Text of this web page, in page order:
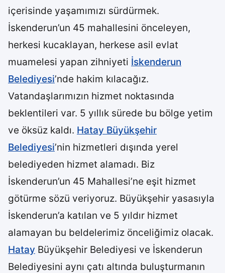
içerisinde yaşamımızı sürdürmek.
İskenderun’un 45 mahallesini önceleyen,
herkesi kucaklayan, herkese asil evlat
muamelesi yapan zihniyeti İskenderun
Belediyesi’nde hakim kılacağız.
Vatandaşlarımızın hizmet noktasında
beklentileri var. 5 yıllık sürede bu bölge yetim
ve öksüz kaldı. Hatay Büyükşehir
Belediyesi’nin hizmetleri dışında yerel
belediyeden hizmet alamadı. Biz
İskenderun’un 45 Mahallesi’ne eşit hizmet
götürme sözü veriyoruz. Büyükşehir yasasıyla
İskenderun’a katılan ve 5 yıldır hizmet
alamayan bu beldelerimiz önceliğimiz olacak.
Hatay Büyükşehir Belediyesi ve İskenderun
Belediyesini aynı çatı altında buluşturmanın